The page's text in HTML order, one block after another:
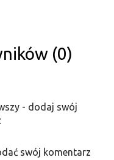
(0)
- dodaj swój
swój komentarz